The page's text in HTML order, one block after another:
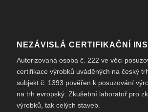
NEZÁVISLÁ CERTIFIKAČNÍ
Autorizovaná osoba č. 222 ve věci
certifikace výrobků uváděných na český
subjekt č. 1393 pověřen k posuzování
na trh evropský. Zkušební laboratoř pro
výrobků, tak celých staveb.